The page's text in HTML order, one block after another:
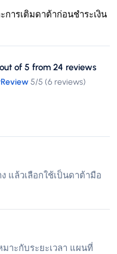
การเติมดาต้าก่อนชำระเงิน
of 5 from 24 reviews
5/5 (6 reviews)
แล้วเลือกใช้เป็นดาต้ามือ
าะกับระยะเวลา แผนที่